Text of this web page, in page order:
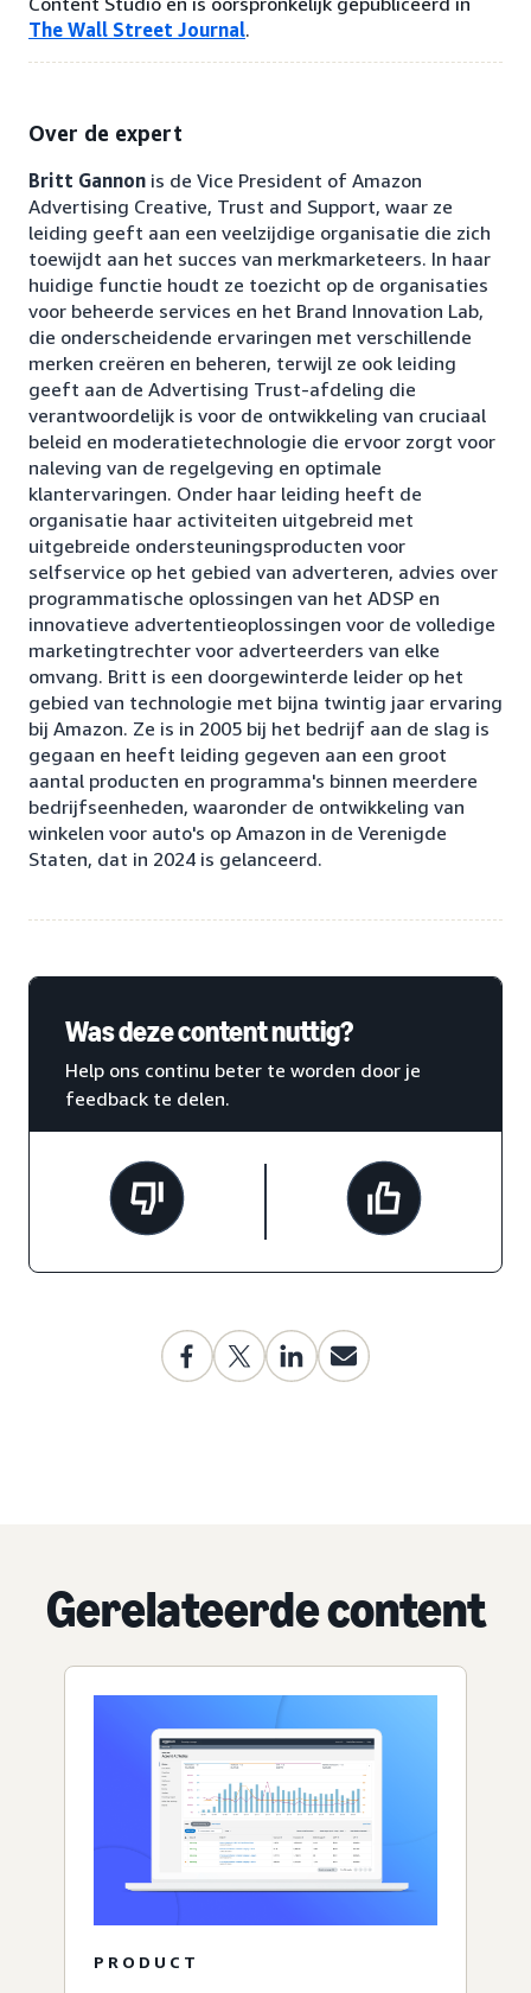
The Wall Street Journal.
Over de expert
Britt Gannon is de Vice President of Amazon
Advertising Creative, Trust and Support, waar ze
leiding geeft aan een veelzijdige organisatie die zich
toewijdt aan het succes van merkmarketeers. In haar
huidige functie houdt ze toezicht op de organisaties
voor beheerde services en het Brand Innovation Lab,
die onderscheidende ervaringen met verschillende
merken creëren en beheren, terwijl ze ook leiding
geeft aan de Advertising Trust-afdeling die
verantwoordelijk is voor de ontwikkeling van cruciaal
beleid en moderatietechnologie die ervoor zorgt voor
naleving van de regelgeving en optimale
klantervaringen. Onder haar leiding heeft de
organisatie haar activiteiten uitgebreid met
uitgebreide ondersteuningsproducten voor
selfservice op het gebied van adverteren, advies over
programmatische oplossingen van het ADSP en
innovatieve advertentieoplossingen voor de volledige
marketingtrechter voor adverteerders van elke
omvang. Britt is een doorgewinterde leider op het
gebied van technologie met bijna twintig jaar ervaring
bij Amazon. Ze is in 2005 bij het bedrijf aan de slag is
gegaan en heeft leiding gegeven aan een groot
aantal producten en programma's binnen meerdere
bedrijfseenheden, waaronder de ontwikkeling van
winkelen voor auto's op Amazon in de Verenigde
Staten, dat in 2024 is gelanceerd.
Was deze content nuttig?
Help ons continu beter te worden door je
feedback te delen.
Gerelateerde content
PRODUCT